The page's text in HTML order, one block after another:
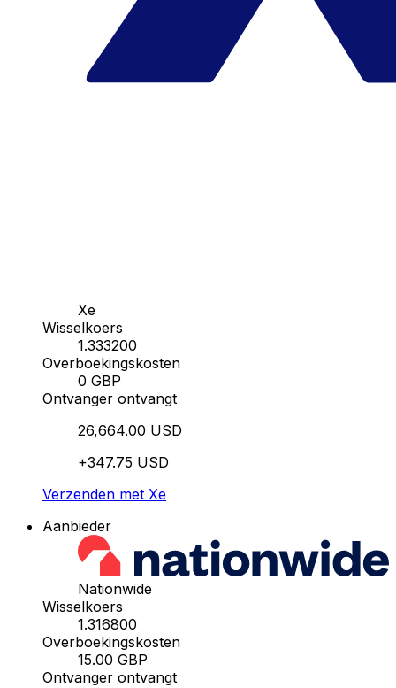
Xe
Wisselkoers
1.333200
Overboekingskosten
0 GBP
Ontvanger ontvangt
26,664.00 USD
+347.75 USD
Verzenden met Xe
Aanbieder
Nationwide
Wisselkoers
1.316800
Overboekingskosten
15.00 GBP
Ontvanger ontvangt